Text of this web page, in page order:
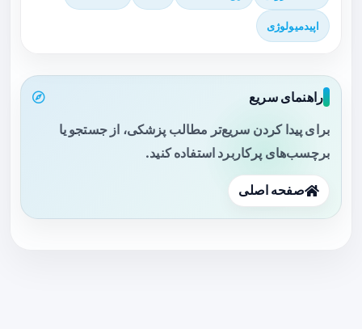
اپیدمیولوژی
راهنمای سریع
برای پیدا کردن سریع‌تر مطالب پزشکی، از جستجو یا
برچسب‌های پرکاربرد استفاده کنید.
صفحه اصلی